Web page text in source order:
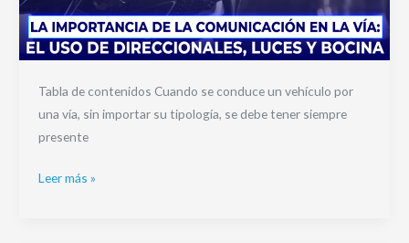
Tabla de contenidos Cuando se conduce un vehículo por
una vía, sin importar su tipología, se debe tener siempre
presente
Leer más »